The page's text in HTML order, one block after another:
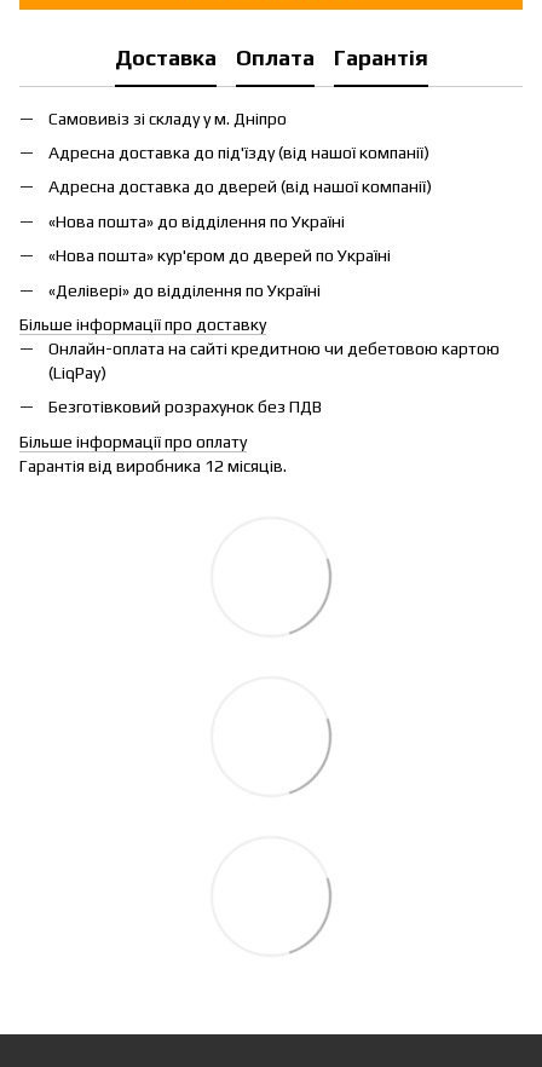
Доставка Оплата Гарантія
Самовивіз зі складу у м. Дніпро
Адресна доставка до під'їзду (від нашої компанії)
Адресна доставка до дверей (від нашої компанії)
«Нова пошта» до відділення по Україні
«Нова пошта» кур'єром до дверей по Україні
«Делівері» до відділення по Україні
Більше інформації про доставку
Онлайн-оплата на сайті кредитною чи дебетовою картою
(LiqPay)
Безготівковий розрахунок без ПДВ
Більше інформації про оплату
Гарантія від виробника 12 місяців.